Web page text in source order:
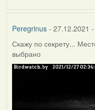
Peregrinus- 27.12.2021 -
Скажу по секрету...
выбрано